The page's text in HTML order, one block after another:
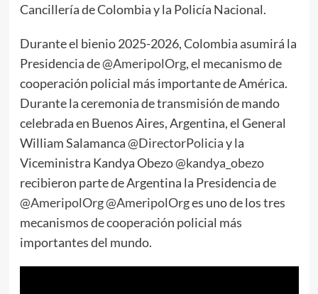
Cancillería de Colombia y la Policía Nacional.
Durante el bienio 2025-2026, Colombia asumirá la
Presidencia de@AmeripolOrg, el mecanismo de
cooperación policial más importante de América.
Durante la ceremonia de transmisión de mando
celebrada en Buenos Aires, Argentina, el General
William Salamanca@DirectorPoliciay la
Viceministra Kandya Obezo@kandya_obezo
recibieron parte de Argentina la Presidencia de
@AmeripolOrg@AmeripolOrges uno de los tres
mecanismos de cooperación policial más
importantes del mundo.